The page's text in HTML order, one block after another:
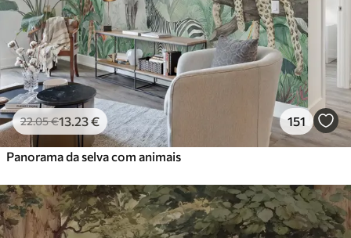
22.05€13 .23€ 151
Panorama da selva com animais